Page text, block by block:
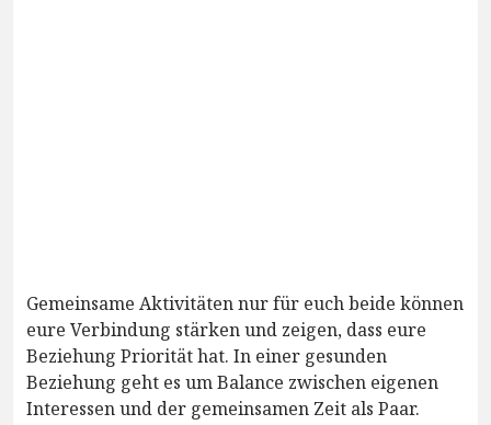
Gemeinsame Aktivitäten nur für euch beide können
eure Verbindung stärken und zeigen, dass eure
Beziehung Priorität hat. In einer gesunden
Beziehung geht es um Balance zwischen eigenen
Interessen und der gemeinsamen Zeit als Paar.